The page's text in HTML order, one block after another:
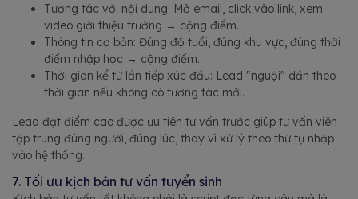
Tương tác với nội dung: Mở email, click vào link, xem
video giới thiệu trường → cộng điểm.
Thông tin cơ bản: Đúng độ tuổi, đúng khu vực, đúng thời
điểm nhập học → cộng điểm.
Thời gian kể từ lần tiếp xúc đầu: Lead "nguội" dần theo
thời gian nếu không có tương tác mới.
Lead đạt điểm cao được ưu tiên tư vấn trước giúp tư vấn viên
tập trung đúng người, đúng lúc, thay vì xử lý theo thứ tự nhập
vào hệ thống.
7. Tối ưu kịch bản tư vấn tuyển sinh